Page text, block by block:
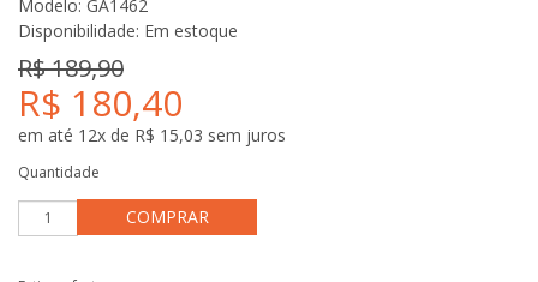
Modelo: GA1462
Disponibilidade: Em estoque
R$ 189,90
R$ 180,40
em até 12x de R$ 15,03 sem juros
Quantidade
COMPRAR